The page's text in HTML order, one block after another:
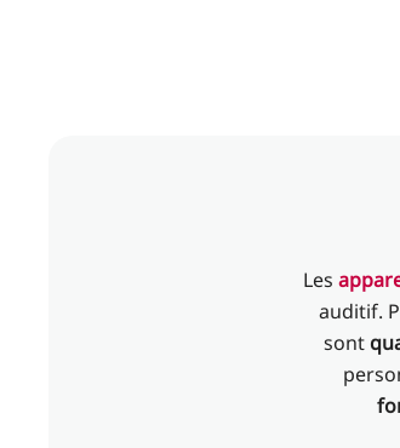
Les
auditif.
sont